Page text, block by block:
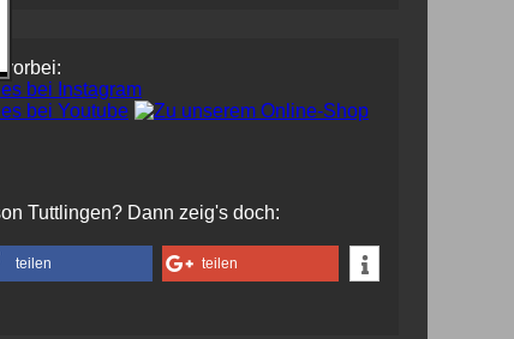
Tuttlingen? Dann zeig's doch:
teilen teilen